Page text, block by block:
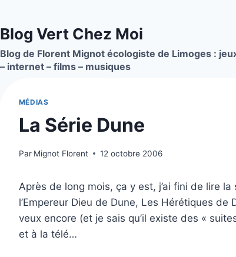
contenu
Blog Vert Chez Moi
Blog de Florent Mignot écologiste de Limoges :
– internet – films – musiques
MÉDIAS
La Série Dune
Par Mignot Florent 12 octobre 2006
Après de long mois, ça y est, j’ai fini de lire
l’Empereur Dieu de Dune, Les Hérétiques
veux encore (et je sais qu’il existe des «
et à la télé…